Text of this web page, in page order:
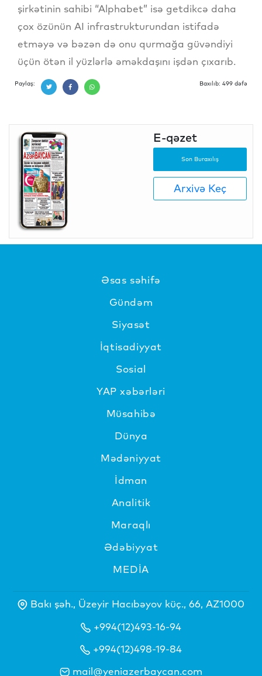
şirkətinin sahibi “Alphabet” isə getdikcə daha
çox özünün AI infrastrukturundan istifadə
etməyə və bəzən də onu qurmağa güvəndiyi
üçün ötən il yüzlərlə əməkdaşını işdən çıxarıb.
Paylaş: Baxılıb: 499 dəfə
E-qəzet
Son Buraxılış
Arxivə Keç
Əsas səhifə
Gündəm
Siyasət
İqtisadiyyat
Sosial
YAP xəbərləri
Müsahibə
Dünya
Mədəniyyat
İdman
Analitik
Maraqlı
Ədəbiyyat
MEDİA
Bakı şəh., Üzeyir Hacıbəyov küç., 66, AZ1000
+994(12)493-16-94
+994(12)498-19-84
mail@yeniazerbaycan.com